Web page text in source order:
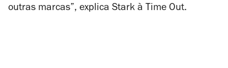
outras marcas”, explica Stark à Time Out.